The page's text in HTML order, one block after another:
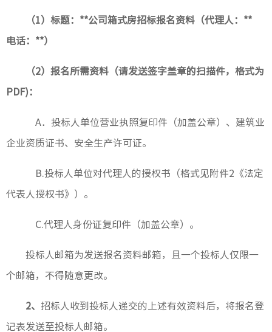
（1） 标题：**公司箱式房招标报名资料（代理人：**
电话：**）
（2） 报名所需资料（请发送签字盖章的扫描件，格式为
PDF)：
A ．投标人单位营业执照复印件（加盖公章）、建筑业
企业资质证书、安全生产许可证。
B. 投标人单位对代理人的授权书（格式见附件2《法定
代表人授权书》）。
C. 代理人身份证复印件（加盖公章）。
投标人邮箱为发送报名资料邮箱，且一个投标人仅限一
个邮箱，不得随意更改。
2、 招标人收到投标人递交的上述有效资料后，将报名登
记表发送至投标人邮箱。